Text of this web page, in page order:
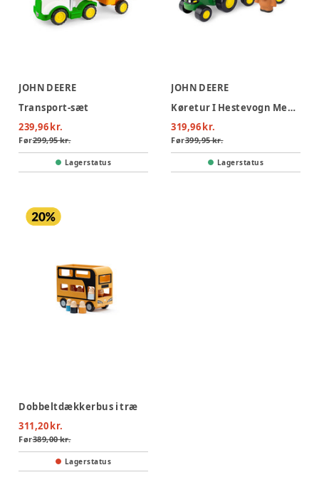
JOHN DEERE
Transport-sæt
239,96 kr.
Før299,95 kr.
Lagerstatus
JOHN DEERE
Køretur I Hestevogn Med Dyrelyde
319,96 kr.
Før399,95 kr.
Lagerstatus
Dobbeltdækkerbus i træ
311,20 kr.
Før389,00 kr.
Lagerstatus